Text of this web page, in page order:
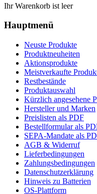
Ihr Warenkorb ist leer
Hauptmenü
Neuste Produkte
Produktneuheiten
Aktionsprodukte
Meistverkaufte
Restbestände
Produktauswahl
Kürzlich angesehene
Hersteller und Marken
Preislisten als PDF
Bestellformular als
SEPA-Mandate als
AGB & Widerruf
Lieferbedingungen
Zahlungsbedingungen
Datenschutzerklärung
Hinweis zu Batterien
OS-Plattform